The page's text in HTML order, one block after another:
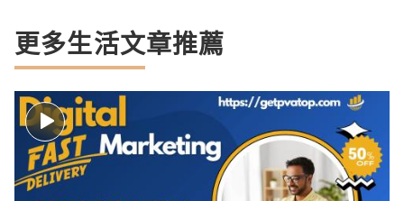
更多生活文章推薦